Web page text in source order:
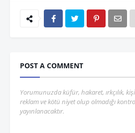
POST A COMMENT
Yorumunuzda küfür, hakaret, ırkçılık,
reklam ve kötü niyet olup olmadığı
yayınlanacaktır.